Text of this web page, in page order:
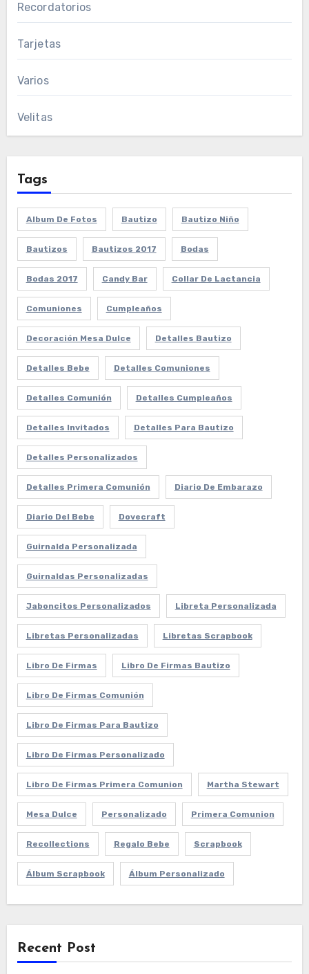
Recordatorios
Tarjetas
Varios
Velitas
Tags
Album De Fotos Bautizo Bautizo Niño
Bautizos Bautizos 2017 Bodas
Bodas 2017 Candy Bar Collar De Lactancia
Comuniones Cumpleaños
Decoración Mesa Dulce Detalles Bautizo
Detalles Bebe Detalles Comuniones
Detalles Comunión Detalles Cumpleaños
Detalles Invitados Detalles Para Bautizo
Detalles Personalizados
Detalles Primera Comunión Diario De Embarazo
Diario Del Bebe Dovecraft
Guirnalda Personalizada
Guirnaldas Personalizadas
Jaboncitos Personalizados Libreta Personalizada
Libretas Personalizadas Libretas Scrapbook
Libro De Firmas Libro De Firmas Bautizo
Libro De Firmas Comunión
Libro De Firmas Para Bautizo
Libro De Firmas Personalizado
Libro De Firmas Primera Comunion Martha Stewart
Mesa Dulce Personalizado Primera Comunion
Recollections Regalo Bebe Scrapbook
Álbum Scrapbook Álbum Personalizado
Recent Post